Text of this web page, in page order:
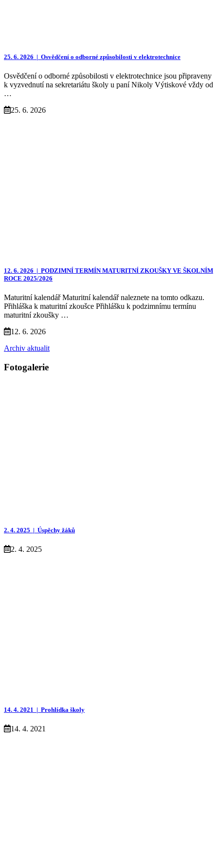
25. 6. 2026 | Osvědčení o odborné způsobilosti v elektrotechnice
Osvědčení o odborné způsobilosti v elektrotechnice jsou připraveny
k vyzvednutí na sekretariátu školy u paní Nikoly Výtiskové vždy od
…
25. 6. 2026
12. 6. 2026 | PODZIMNÍ TERMÍN MATURITNÍ ZKOUŠKY VE ŠKOLNÍM
ROCE 2025/2026
Maturitní kalendář Maturitní kalendář naleznete na tomto odkazu.
Přihláška k maturitní zkoušce Přihlášku k podzimnímu termínu
maturitní zkoušky …
12. 6. 2026
Archiv aktualit
Fotogalerie
2. 4. 2025 | Úspěchy žáků
2. 4. 2025
14. 4. 2021 | Prohlídka školy
14. 4. 2021